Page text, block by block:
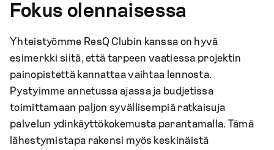
Fokus olennaisessa
Yhteistyömme ResQ Clubin kanssa on hyvä
esimerkki siitä, että tarpeen vaatiessa projektin
painopistettä kannattaa vaihtaa lennosta.
Pystyimme annetussa ajassa ja budjetissa
toimittamaan paljon syvällisempiä ratkaisuja
palvelun ydinkäyttökokemusta parantamalla. Tämä
lähestymistapa rakensi myös keskinäistä